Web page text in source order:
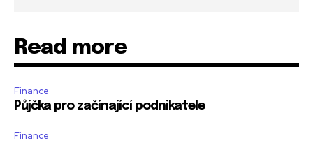
Read more
Finance
Půjčka pro začínající podnikatele
Finance